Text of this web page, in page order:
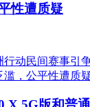
性遭质疑